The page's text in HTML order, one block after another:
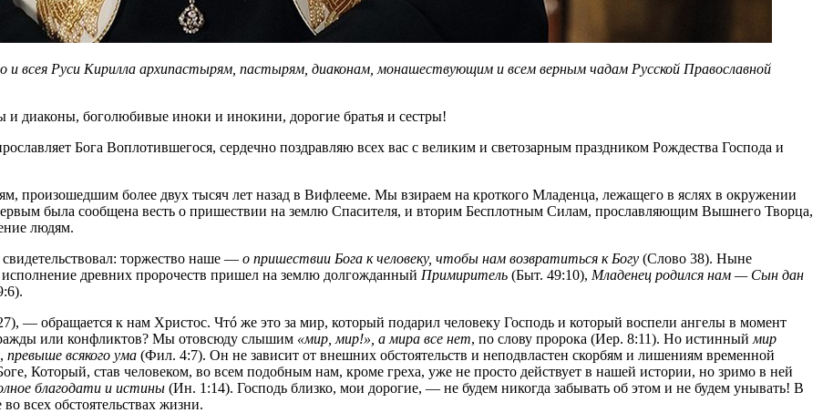
и всея Руси Кирилла архипастырям, пастырям, диаконам, монашествующим и всем верным чадам Русской Православной
и диаконы, боголюбивые иноки и инокини, дорогие братья и сестры!
Бога Воплотившегося, сердечно поздравляю всех вас с великим и светозарным праздником Рождества Господа и
произошедшим более двух тысяч лет назад в Вифлееме. Мы взираем на кроткого Младенца, лежащего в яслях в окружении
была сообщена весть о пришествии на землю Спасителя, и вторим Бесплотным Силам, прославляющим Вышнего Творца,
людям.
торжество наше — о пришествии Бога к человеку, чтобы нам возвратиться к Богу (Слово 38). Ныне
древних пророчеств пришел на землю долгожданный Примиритель (Быт. 49:10), Младенец родился нам — Сын дан
— обращается к нам Христос. Чтó же это за мир, который подарил человеку Господь и который воспели ангелы в момент
или конфликтов? Мы отовсюду слышим «мир, мир!», а мира все нет, по слову пророка (Иер. 8:11). Но истинный мир
превыше всякого ума (Фил. 4:7). Он не зависит от внешних обстоятельств и неподвластен скорбям и лишениям временной
Который, став человеком, во всем подобным нам, кроме греха, уже не просто действует в нашей истории, но зримо в ней
благодати и истины (Ин. 1:14). Господь близко, мои дорогие, — не будем никогда забывать об этом и не будем унывать! В
всех обстоятельствах жизни.